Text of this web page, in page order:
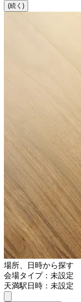
(続く)
場所、日時から探す
会場タイプ：未設定
天満駅日時：未設定